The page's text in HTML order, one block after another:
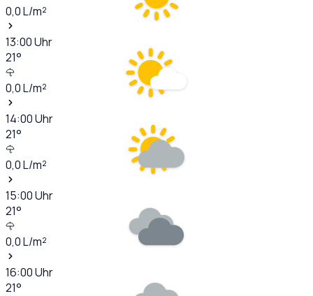
0,0L/m²
13:00Uhr
21°
0,0L/m²
14:00Uhr
21°
0,0L/m²
15:00Uhr
21°
0,0L/m²
16:00Uhr
21°